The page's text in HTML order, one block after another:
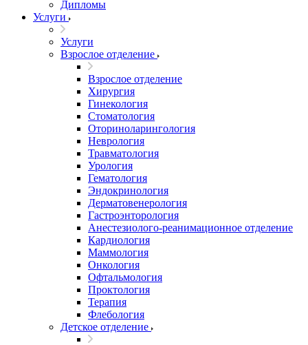
Дипломы
Услуги
Услуги
Взрослое отделение
Взрослое отделение
Хирургия
Гинекология
Стоматология
Оториноларингология
Неврология
Травматология
Урология
Гематология
Эндокринология
Дерматовенерология
Гастроэнторология
Анестезиолого-реанимационное отделение
Кардиология
Маммология
Онкология
Офтальмология
Проктология
Терапия
Флебология
Детское отделение